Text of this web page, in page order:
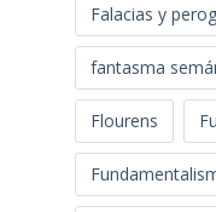
Falacias y
fantasma
Flourens